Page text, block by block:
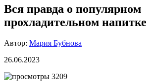
Вся правда о популярном
прохладительном напитке
Автор: Мария Бубнова
26.06.2023
3209